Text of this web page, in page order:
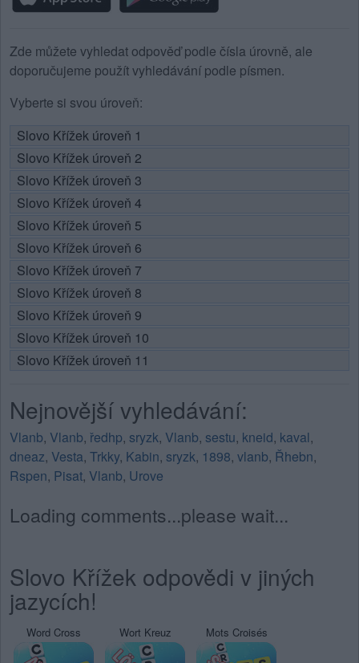
Zde můžete vyhledat odpověď podle čísla úrovně, ale
doporučujeme použít vyhledávání podle písmen.
Vyberte si svou úroveň:
Slovo Křížek úroveň 1
Slovo Křížek úroveň 2
Slovo Křížek úroveň 3
Slovo Křížek úroveň 4
Slovo Křížek úroveň 5
Slovo Křížek úroveň 6
Slovo Křížek úroveň 7
Slovo Křížek úroveň 8
Slovo Křížek úroveň 9
Slovo Křížek úroveň 10
Slovo Křížek úroveň 11
Nejnovější vyhledávání:
Vlanb, Vlanb, ředhp, sryzk, Vlanb, sestu, kneid, kaval,
dneaz, Vesta, Trkky, Kabin, sryzk, 1898, vlanb, Řhebn,
Rspen, Pisat, Vlanb, Urove
Loading comments...please wait...
Slovo Křížek odpovědi v jiných
jazycích!
Word Cross Wort Kreuz Mots Croisés